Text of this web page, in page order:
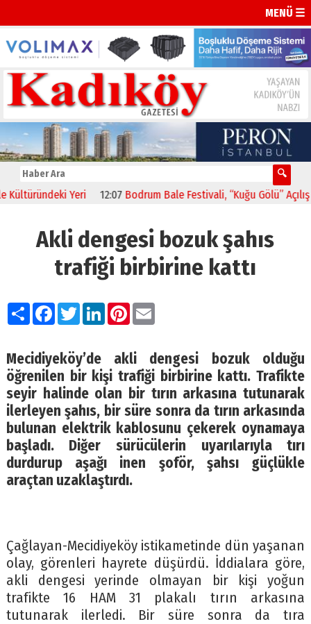
MENÜ ☰
Yeri 12:07 Bodrum Bale Festivali, “Kuğu Gölü” Açılış
Akli dengesi bozuk şahıs
trafiği birbirine kattı
PaylaşFacebook
TwitterLinkedIn
Pinterest
Email
Mecidiyeköy’de akli dengesi bozuk olduğu
öğrenilen bir kişi trafiği birbirine kattı. Trafikte
seyir halinde olan bir tırın arkasına tutunarak
ilerleyen şahıs, bir süre sonra da tırın arkasında
bulunan elektrik kablosunu çekerek oynamaya
başladı. Diğer sürücülerin uyarılarıyla tırı
durdurup aşağı inen şoför, şahsı güçlükle
araçtan uzaklaştırdı.
Çağlayan-Mecidiyeköy istikametinde dün yaşanan
olay, görenleri hayrete düşürdü. İddialara göre,
akli dengesi yerinde olmayan bir kişi yoğun
trafikte 16 HAM 31 plakalı tırın arkasına
tutunarak ilerledi. Bir süre sonra da tıra